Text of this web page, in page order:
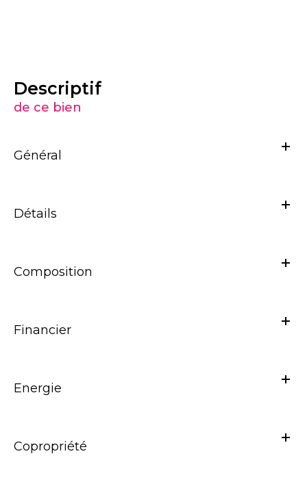
descriptif
de ce bien
Général
Détails
Composition
Financier
Energie
Copropriété